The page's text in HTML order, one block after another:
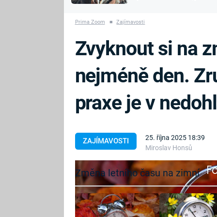
PRVNÍ SVĚTOVÁ
BRITSKÁ
RODINA
Prima Zoom ■ Zajímavosti
ZAJÍMAVOSTI
25. října 2025 18:39
Miroslav Honsů
Zvyknout si na
nejméně den.
praxe je v
Změna letního času na zimní